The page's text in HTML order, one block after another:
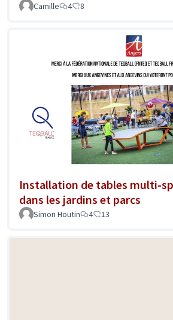
Camille
4 8
Installation de tables multi-
dans les jardins et parcs
Simon Houtin 4 13